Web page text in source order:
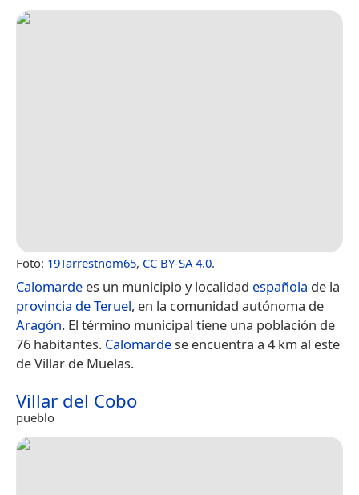
Foto: 19Tarrestnom65, CC BY-SA 4.0.
Calomarde es un municipio y localidad española de la
provincia de Teruel, en la comunidad autónoma de
Aragón. El término municipal tiene una población de
76 habitantes. Calomardese encuentra a 4 km al este
de Villar de Muelas.
Villar del Cobo
pueblo